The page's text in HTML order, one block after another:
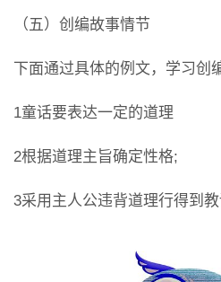
（五）创编故事情节
下面通过具体的例文，学习创
1童话要表达一定的道理
2根据道理主旨确定性格;
3采用主人公违背道理行得到教